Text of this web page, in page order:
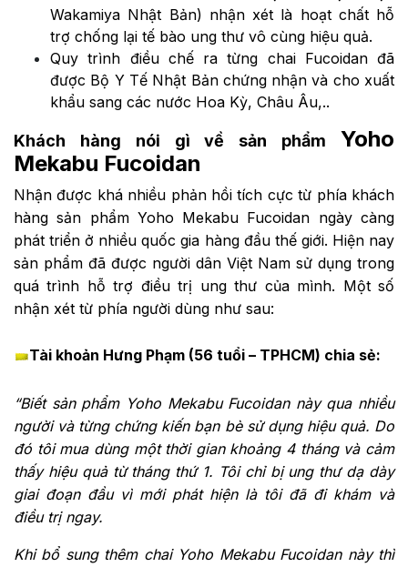
Wakamiya Nhật Bản) nhận xét là hoạt chất hỗ
trợ chống lại tế bào ung thư vô cùng hiệu quả.
Quy trình điều chế ra từng chai Fucoidan đã
được Bộ Y Tế Nhật Bản chứng nhận và cho xuất
khẩu sang các nước Hoa Kỳ, Châu Âu,..
Khách hàng nói gì về sản phẩm Yoho
Mekabu Fucoidan
Nhận được khá nhiều phản hồi tích cực từ phía khách
hàng sản phẩm Yoho Mekabu Fucoidan ngày càng
phát triển ở nhiều quốc gia hàng đầu thế giới. Hiện nay
sản phẩm đã được người dân Việt Nam sử dụng trong
quá trình hỗ trợ điều trị ung thư của mình. Một số
nhận xét từ phía người dùng như sau:
Tài khoản Hưng Phạm (56 tuổi – TPHCM) chia sẻ:
“Biết sản phẩm Yoho Mekabu Fucoidan này qua nhiều
người và từng chứng kiến bạn bè sử dụng hiệu quả. Do
đó tôi mua dùng một thời gian khoảng 4 tháng và cảm
thấy hiệu quả từ tháng thứ 1. Tôi chỉ bị ung thư dạ dày
giai đoạn đầu vì mới phát hiện là tôi đã đi khám và
điều trị ngay.
Khi bổ sung thêm chai Yoho Mekabu Fucoidan này thì